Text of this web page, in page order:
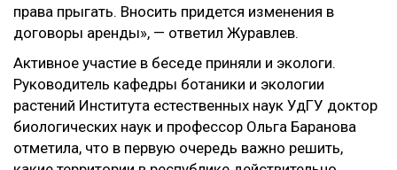
права прыгать. Вносить придется изменения в
договоры аренды», — ответил Журавлев.
Активное участие в беседе приняли и экологи.
Руководитель кафедры ботаники и экологии
растений Института естественных наук УдГУ доктор
биологических наук и профессор Ольга Баранова
отметила, что в первую очередь важно решить,